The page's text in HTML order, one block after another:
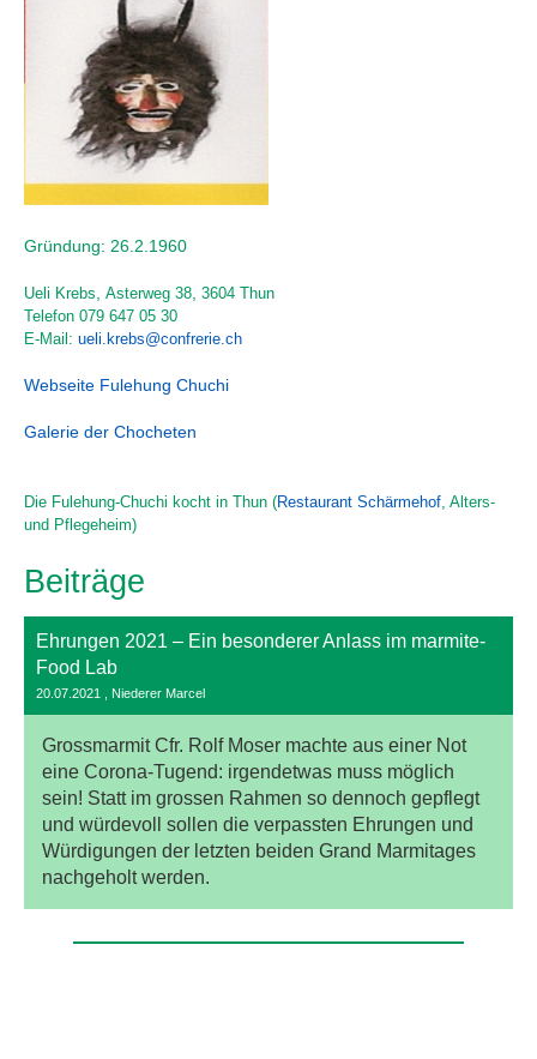
Gründung: 26.2.1960
Ueli Krebs Asterweg 38 3604 Thun
Telefon 079 647 05 30
E-Mail: ueli.krebs@confrerie.ch
Webseite Fulehung Chuchi
Galerie der Chocheten
Die Fulehung-Chuchi kocht in Thun (Restaurant Schärmehof , Alters-
und Pflegeheim)
Beiträge
Ehrungen 2021 – Ein besonderer Anlass im marmite-
Food Lab
20.07.2021 , Niederer Marcel
Grossmarmit Cfr. Rolf Moser machte aus einer Not
eine Corona-Tugend: irgendetwas muss möglich
sein! Statt im grossen Rahmen so dennoch gepflegt
und würdevoll sollen die verpassten Ehrungen und
Würdigungen der letzten beiden Grand Marmitages
nachgeholt werden.